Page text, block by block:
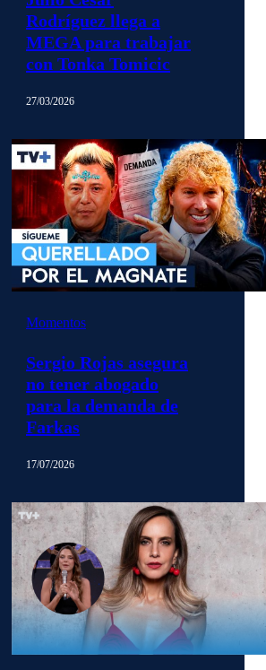
Rodríguez llega a
MEGA para trabajar
con Tonka Tomicic
27/03/2026
Momentos
Sergio Rojas asegura
no tener abogado
para la demanda de
Farkas
17/07/2026